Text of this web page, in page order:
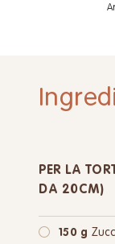
PER LA
DA 20CM)
150 g